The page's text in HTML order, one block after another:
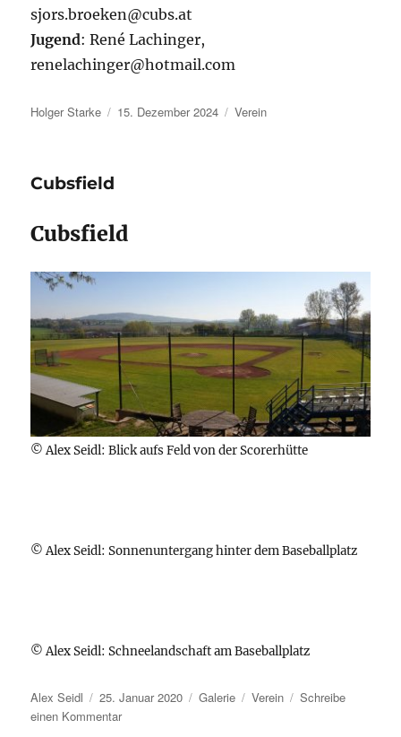
sjors.broeken@cubs.at
Jugend: René Lachinger,
renelachinger@hotmail.com
Autor
Holger Starke
Veröffentlicht
15. Dezember 2024 Kategorien
Verein
Cubsfield
Cubsfield
© Alex Seidl: Blick aufs Feld von der Scorerhütte
© Alex Seidl: Sonnenuntergang hinter dem Baseballplatz
© Alex Seidl: Schneelandschaft am Baseballplatz
Autor
Alex Seidl
Veröffentlicht
am
25. Januar 2020 Format
Galerie Kategorien
Verein
Schreibe
einen Kommentarzu